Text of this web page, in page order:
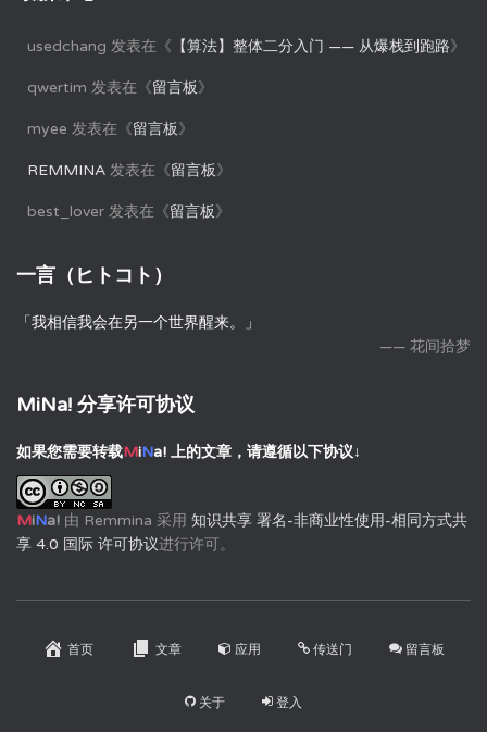
usedchang 发表在《 【算法】整体二分入门 —— 从爆栈到跑路》
qwertim 发表在《留言板》
myee 发表在《留言板》
REMMINA 发表在《留言板》
best_lover 发表在《留言板》
一言（ヒトコト）
「我相信我会在另一个世界醒来。」
—— 花间拾梦
MiNa! 分享许可协议
如果您需要转载MiNa! 上的文章，请遵循以下协议↓
MiNa! 由 Remmina 采用 知识共享 署名-非商业性使用-相同方式共
享 4.0 国际 许可协议进行许可。
首页 文章 应用 传送门 留言板
关于 登入